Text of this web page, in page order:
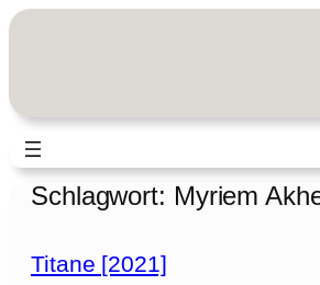
Zum
Schlagwort: Myriem
Titane [2021]